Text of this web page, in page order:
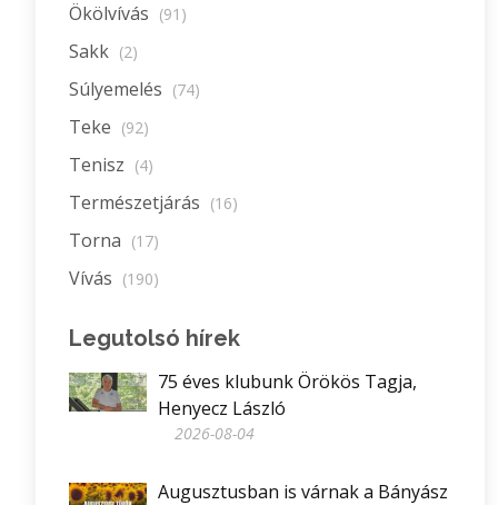
Ökölvívás (91)
Sakk (2)
Súlyemelés (74)
Teke (92)
Tenisz (4)
Természetjárás (16)
Torna (17)
Vívás (190)
Legutolsó hírek
75 éves klubunk Örökös Tagja,
Henyecz László
2026-08-04
Augusztusban is várnak a Bányász